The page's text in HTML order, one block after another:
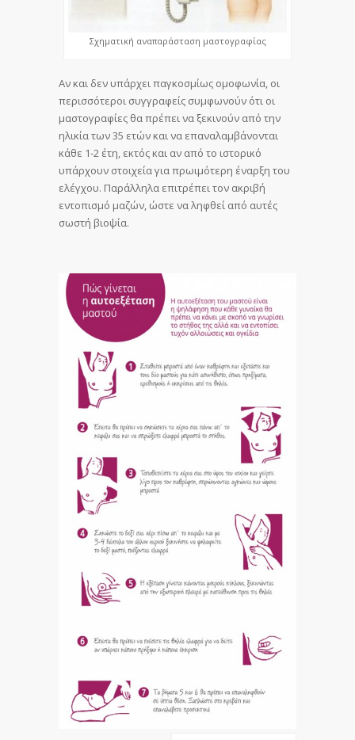
Σχηματική αναπαράσταση μαστογραφίας
Αν και δεν υπάρχει παγκοσμίως ομοφωνία, οι
περισσότεροι συγγραφείς συμφωνούν ότι οι
μαστογραφίες θα πρέπει να ξεκινούν από την
ηλικία των 35 ετών και να επαναλαμβάνονται
κάθε 1-2 έτη, εκτός και αν από το ιστορικό
υπάρχουν στοιχεία για πρωιμότερη έναρξη του
ελέγχου. Παράλληλα επιτρέπει τον ακριβή
εντοπισμό μαζών, ώστε να ληφθεί από αυτές
σωστή βιοψία.